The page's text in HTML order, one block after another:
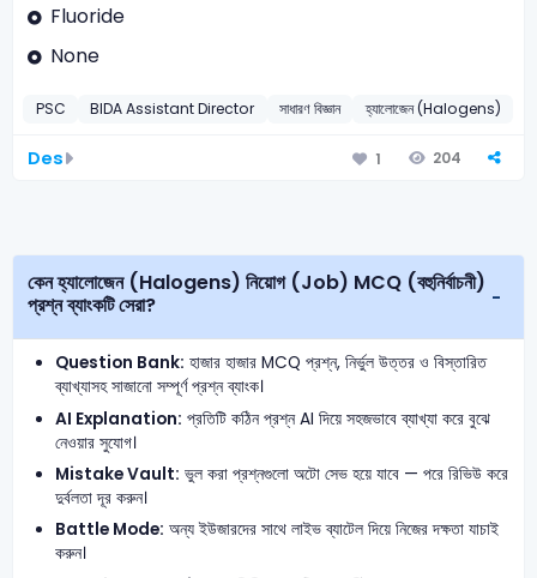
Fluoride
None
PSC BIDA Assistant Director সাধারণ বিজ্ঞান হ্যালোজেন (Halogens)
Des 1 204
কেন হ্যালোজেন (Halogens) নিয়োগ (Job) MCQ (বহুনির্বাচনী)
প্রশ্ন ব্যাংকটি সেরা?
Question Bank: হাজার হাজার MCQ প্রশ্ন, নির্ভুল উত্তর ও বিস্তারিত
ব্যাখ্যাসহ সাজানো সম্পূর্ণ প্রশ্ন ব্যাংক।
AI Explanation: প্রতিটি কঠিন প্রশ্ন AI দিয়ে সহজভাবে ব্যাখ্যা করে বুঝে
নেওয়ার সুযোগ।
Mistake Vault: ভুল করা প্রশ্নগুলো অটো সেভ হয়ে যাবে — পরে রিভিউ করে
দুর্বলতা দূর করুন।
Battle Mode: অন্য ইউজারদের সাথে লাইভ ব্যাটেল দিয়ে নিজের দক্ষতা যাচাই
করুন।